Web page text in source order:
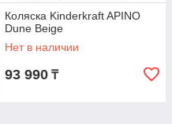
Коляска Kinderkraft APINO
Dune Beige
Нет в наличии
93 990 ₸